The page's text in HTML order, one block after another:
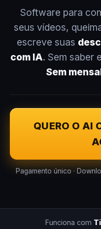
Software para
seus vídeos,
escreve suas
com IA. Sem saber
Sem
QUERO O AI
Pagamento único ·
Funciona com